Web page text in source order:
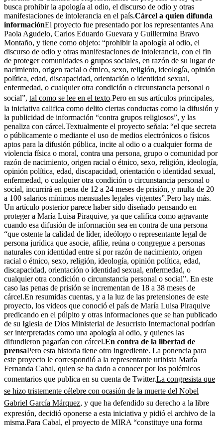
busca prohibir la apología al odio, el discurso de odio y otras
manifestaciones de intolerancia en el país.Cárcel a quien difunda
informaciónEl proyecto fue presentado por los representantes Ana
Paola Agudelo, Carlos Eduardo Guevara y Guillermina Bravo
Montaño, y tiene como objeto: “prohibir la apología al odio, el
discurso de odio y otras manifestaciones de intolerancia, con el fin
de proteger comunidades o grupos sociales, en razón de su lugar de
nacimiento, origen racial o étnico, sexo, religión, ideología, opinión
política, edad, discapacidad, orientación o identidad sexual,
enfermedad, o cualquier otra condición o circunstancia personal o
social”, tal como se lee en el texto.Pero en sus artículos principales,
la iniciativa califica como delito ciertas conductas como la difusión y
la publicidad de información “contra grupos religiosos”, y las
penaliza con cárcel.Textualmente el proyecto señala: “el que secreta
o públicamente o mediante el uso de medios electrónicos o físicos
aptos para la difusión pública, incite al odio o a cualquier forma de
violencia física o moral, contra una persona, grupo o comunidad por
razón de nacimiento, origen racial o étnico, sexo, religión, ideología,
opinión política, edad, discapacidad, orientación o identidad sexual,
enfermedad, o cualquier otra condición o circunstancia personal o
social, incurrirá en pena de 12 a 24 meses de prisión, y multa de 20
a 100 salarios mínimos mensuales legales vigentes”.Pero hay más.
Un artículo posterior parece haber sido diseñado pensando en
proteger a María Luisa Piraquive, ya que califica como agravante
cuando esa difusión de información sea en contra de una persona
“que ostente la calidad de líder, ideólogo o representante legal de
persona jurídica que asocie, afilie, reúna o congregue a personas
naturales con identidad entre sí por razón de nacimiento, origen
racial o étnico, sexo, religión, ideología, opinión política, edad,
discapacidad, orientación o identidad sexual, enfermedad, o
cualquier otra condición o circunstancia personal o social”. En este
caso las penas de prisión se incrementan de 18 a 38 meses de
cárcel.En resumidas cuentas, y a la luz de las pretensiones de este
proyecto, los videos que conoció el país de María Luisa Piraquive
predicando en el púlpito y otras informaciones que se han publicado
de su Iglesia de Dios Ministerial de Jesucristo Internacional podrían
ser interpretadas como una apología al odio, y quienes las
difundieron pagarían con cárcel.En contra de la libertad de
prensaPero esta historia tiene otro ingrediente. La ponencia para
este proyecto le correspondió a la representante uribista María
Fernanda Cabal, quien se ha dado a conocer por los polémicos
comentarios que publica en su cuenta de Twitter.La congresista que
se hizo tristemente célebre con ocasión de la muerte del Nobel
Gabriel García Márquez, y que ha defendido su derecho a la libre
expresión, decidió oponerse a esta iniciativa y pidió el archivo de la
misma.Para Cabal, el proyecto de MIRA “constituye una forma